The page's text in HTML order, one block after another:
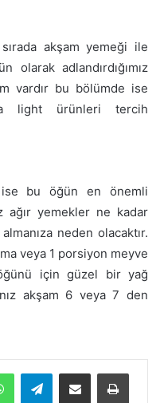
akşam yemeği ile
olarak adlandırdığımız
vardır bu bölümde ise
light ürünleri tercih
ise bu öğün en önemli
ağır yemekler ne kadar
neden olacaktır.
veya 1 porsiyon meyve
için güzel bir yağ
akşam 6 veya 7 den
WhatsAppTelegramE-Posta ile paylaş Yazdır